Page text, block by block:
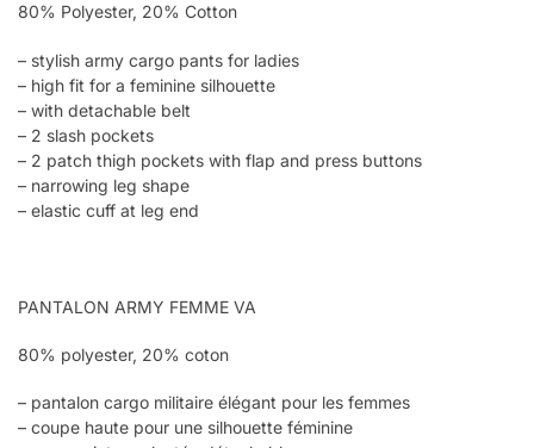
80% Polyester, 20% Cotton
– stylish army cargo pants for ladies
– high fit for a feminine silhouette
– with detachable belt
– 2 slash pockets
– 2 patch thigh pockets with flap and press buttons
– narrowing leg shape
– elastic cuff at leg end
PANTALON ARMY FEMME VA
80% polyester, 20% coton
– pantalon cargo militaire élégant pour les femmes
– coupe haute pour une silhouette féminine